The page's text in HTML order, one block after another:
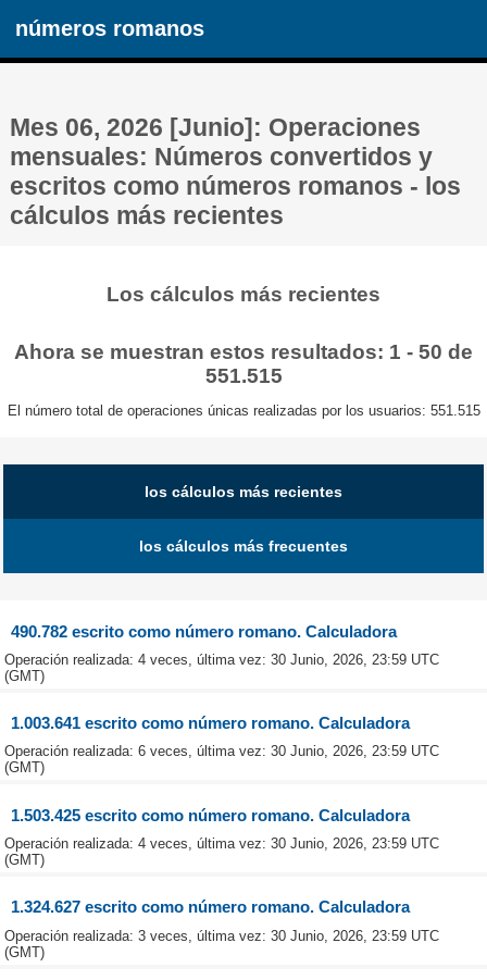
números romanos
Mes 06, 2026 [Junio]: Operaciones
mensuales: Números convertidos y
escritos como números romanos - los
cálculos más recientes
Los cálculos más recientes
Ahora se muestran estos resultados: 1 - 50 de
551.515
El número total de operaciones únicas realizadas por los usuarios: 551.515
los cálculos más recientes
los cálculos más frecuentes
490.782 escrito como número romano. Calculadora
Operación realizada: 4 veces, última vez: 30 Junio, 2026, 23:59 UTC
(GMT)
1.003.641 escrito como número romano. Calculadora
Operación realizada: 6 veces, última vez: 30 Junio, 2026, 23:59 UTC
(GMT)
1.503.425 escrito como número romano. Calculadora
Operación realizada: 4 veces, última vez: 30 Junio, 2026, 23:59 UTC
(GMT)
1.324.627 escrito como número romano. Calculadora
Operación realizada: 3 veces, última vez: 30 Junio, 2026, 23:59 UTC
(GMT)